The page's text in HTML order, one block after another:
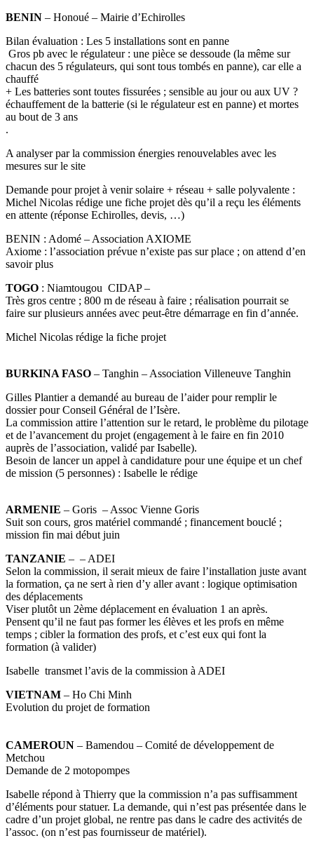
BENIN – Honoué – Mairie d’Echirolles
Bilan évaluation : Les 5 installations sont en panne
Gros pb avec le régulateur : une pièce se dessoude (la même sur
chacun des 5 régulateurs, qui sont tous tombés en panne), car elle a
chauffé
+ Les batteries sont toutes fissurées ; sensible au jour ou aux UV ?
échauffement de la batterie (si le régulateur est en panne) et mortes
au bout de 3 ans
.
A analyser par la commission énergies renouvelables avec les
mesures sur le site
Demande pour projet à venir solaire + réseau + salle polyvalente :
Michel Nicolas rédige une fiche projet dès qu’il a reçu les éléments
en attente (réponse Echirolles, devis, …)
BENIN : Adomé – Association AXIOME
Axiome : l’association prévue n’existe pas sur place ; on attend d’en
savoir plus
TOGO : Niamtougou CIDAP –
Très gros centre ; 800 m de réseau à faire ; réalisation pourrait se
faire sur plusieurs années avec peut-être démarrage en fin d’année.
Michel Nicolas rédige la fiche projet
BURKINA FASO – Tanghin – Association Villeneuve Tanghin
Gilles Plantier a demandé au bureau de l’aider pour remplir le
dossier pour Conseil Général de l’Isère.
La commission attire l’attention sur le retard, le problème du pilotage
et de l’avancement du projet (engagement à le faire en fin 2010
auprès de l’association, validé par Isabelle).
Besoin de lancer un appel à candidature pour une équipe et un chef
de mission (5 personnes) : Isabelle le rédige
ARMENIE – Goris – Assoc Vienne Goris
Suit son cours, gros matériel commandé ; financement bouclé ;
mission fin mai début juin
TANZANIE – – ADEI
Selon la commission, il serait mieux de faire l’installation juste avant
la formation, ça ne sert à rien d’y aller avant : logique optimisation
des déplacements
Viser plutôt un 2ème déplacement en évaluation 1 an après.
Pensent qu’il ne faut pas former les élèves et les profs en même
temps ; cibler la formation des profs, et c’est eux qui font la
formation (à valider)
Isabelle transmet l’avis de la commission à ADEI
VIETNAM – Ho Chi Minh
Evolution du projet de formation
CAMEROUN – Bamendou – Comité de développement de
Metchou
Demande de 2 motopompes
Isabelle répond à Thierry que la commission n’a pas suffisamment
d’éléments pour statuer. La demande, qui n’est pas présentée dans le
cadre d’un projet global, ne rentre pas dans le cadre des activités de
l’assoc. (on n’est pas fournisseur de matériel).